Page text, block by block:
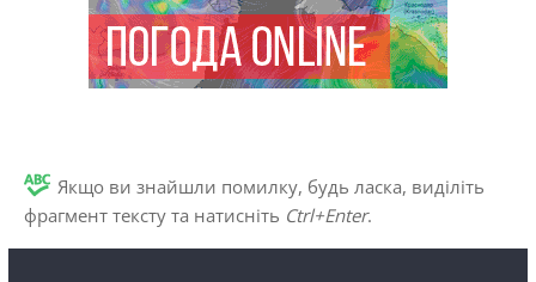
Якщо ви знайшли помилку, будь ласка, виділіть
фрагмент тексту та натисніть Ctrl+Enter.